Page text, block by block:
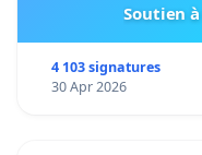
Soutien
4 103 signatures
30 Apr 2026